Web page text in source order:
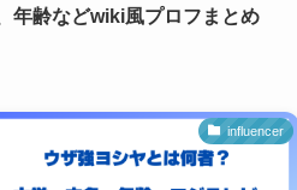
年齢などwiki風プロフまとめ
influencer